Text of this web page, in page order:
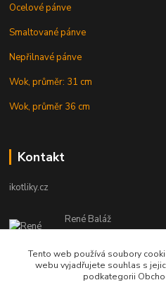
Ocelové pánve
Smaltované pánve
Nepřilnavé pánve
Wok, průměr: 31 cm
Wok, průměr 36 cm
Kontakt
ikotliky.cz
René Baláž
Eshop: +421
od 8:00 - do 16:00 hod
info@ikotliky.cz
Tento web používá soubory
webu vyjadřujete souhlas s
podkategorii